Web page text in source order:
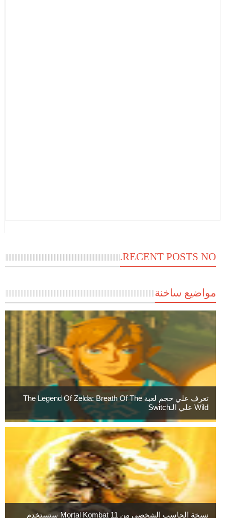
RECENT POSTS NO.
مواضيع ساخنة
تعرف علي حجم لعبة The Legend Of Zelda: Breath Of The
Wild علي الـSwitch
نسخة الحاسب الشخصي من Mortal Kombat 11 ستستخدم